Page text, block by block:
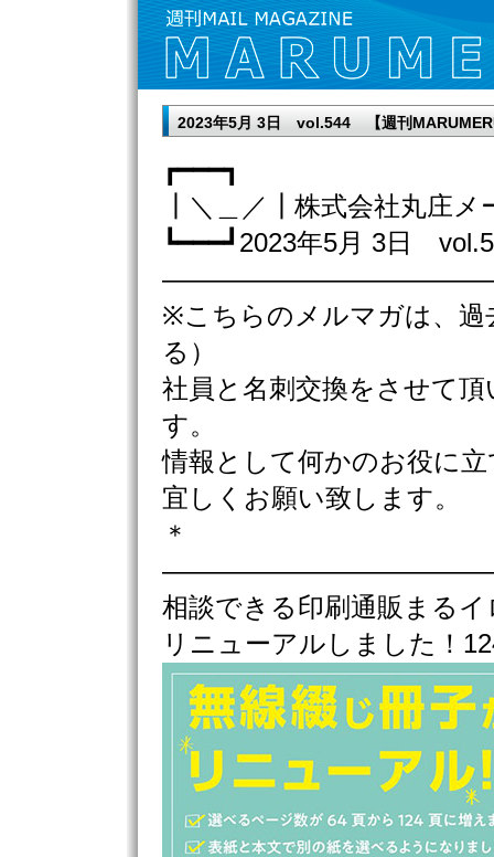
2023年5月 3日 vol.544 【週刊
┏━━━┓
┃＼＿／┃株式会社丸庄メ
┗━━━┛2023年5月 3日
※こちらのメルマガは、過
る）
社員と名刺交換をさせて
す。
情報として何かのお役に
宜しくお願い致します。
＊
相談できる印刷通販まる
リニューアルしました！